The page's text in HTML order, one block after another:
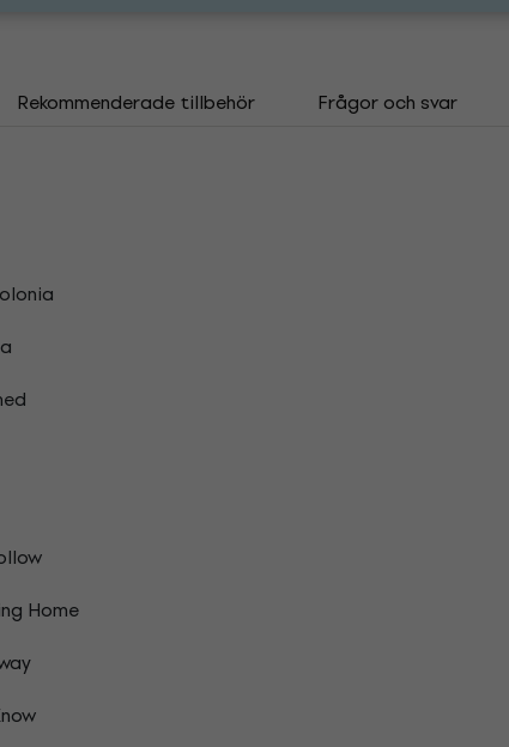
Rekommenderade tillbehör Frågor och svar
Home